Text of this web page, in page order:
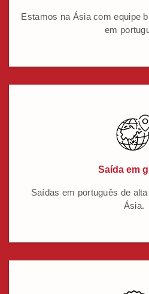
Estamos na Ásia com equipe
em
Saída em
Saídas em português de
Ásia.